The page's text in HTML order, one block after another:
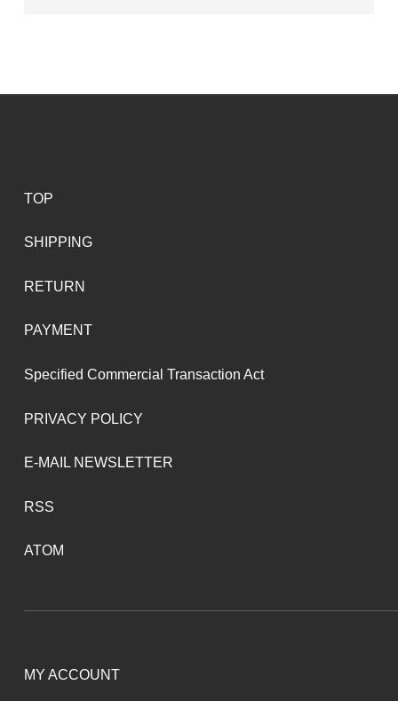
TOP
SHIPPING
RETURN
PAYMENT
Specified Commercial Transaction Act
PRIVACY POLICY
E-MAIL NEWSLETTER
RSS
ATOM
MY ACCOUNT